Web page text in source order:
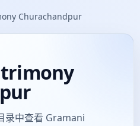
Churachandpur
录中查看 Gramani